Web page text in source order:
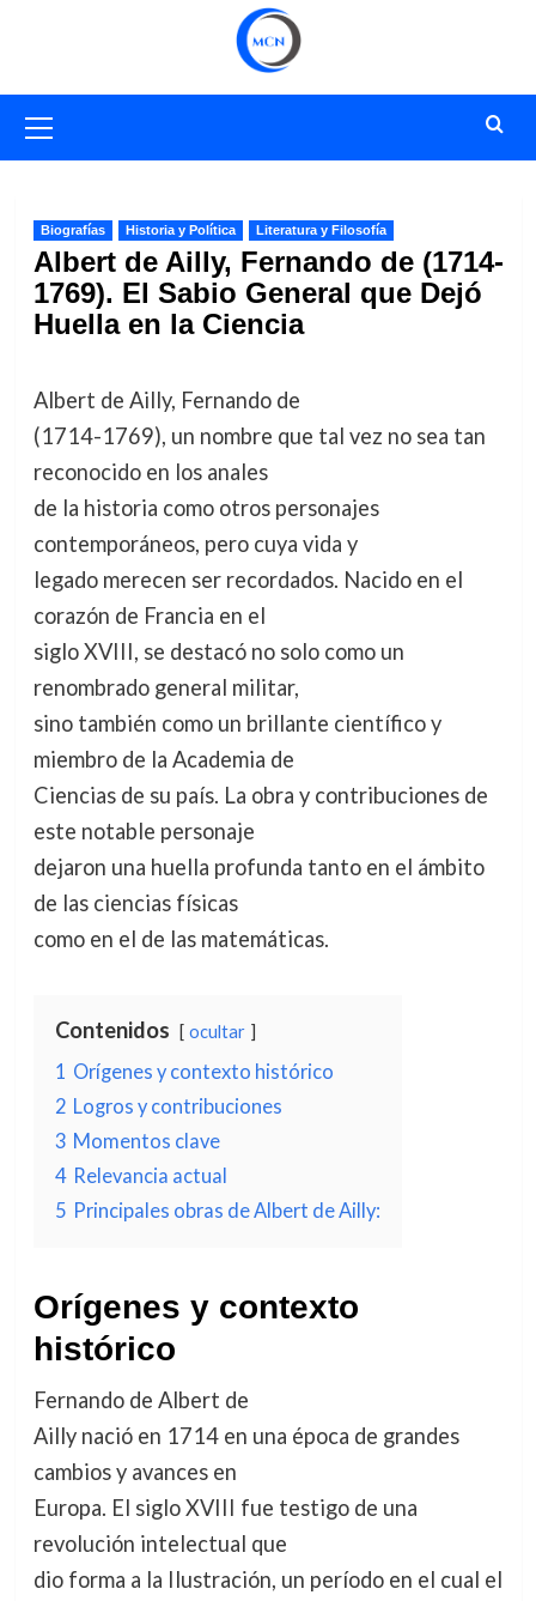
primario
Biografías Historia y Política Literatura y Filosofía
Albert de Ailly, Fernando de (1714-
1769). El Sabio General que Dejó
Huella en la Ciencia
Albert de Ailly, Fernando de
(1714-1769), un nombre que tal vez no sea tan
reconocido en los anales
de la historia como otros personajes
contemporáneos, pero cuya vida y
legado merecen ser recordados. Nacido en el
corazón de Francia en el
siglo XVIII, se destacó no solo como un
renombrado general militar,
sino también como un brillante científico y
miembro de la Academia de
Ciencias de su país. La obra y contribuciones de
este notable personaje
dejaron una huella profunda tanto en el ámbito
de las ciencias físicas
como en el de las matemáticas.
Contenidos ocultar
1 Orígenes y contexto histórico
2 Logros y contribuciones
3 Momentos clave
4 Relevancia actual
5 Principales obras de Albert de Ailly:
Orígenes y contexto
histórico
Fernando de Albert de
Ailly nació en 1714 en una época de grandes
cambios y avances en
Europa. El siglo XVIII fue testigo de una
revolución intelectual que
dio forma a la Ilustración, un período en el cual el